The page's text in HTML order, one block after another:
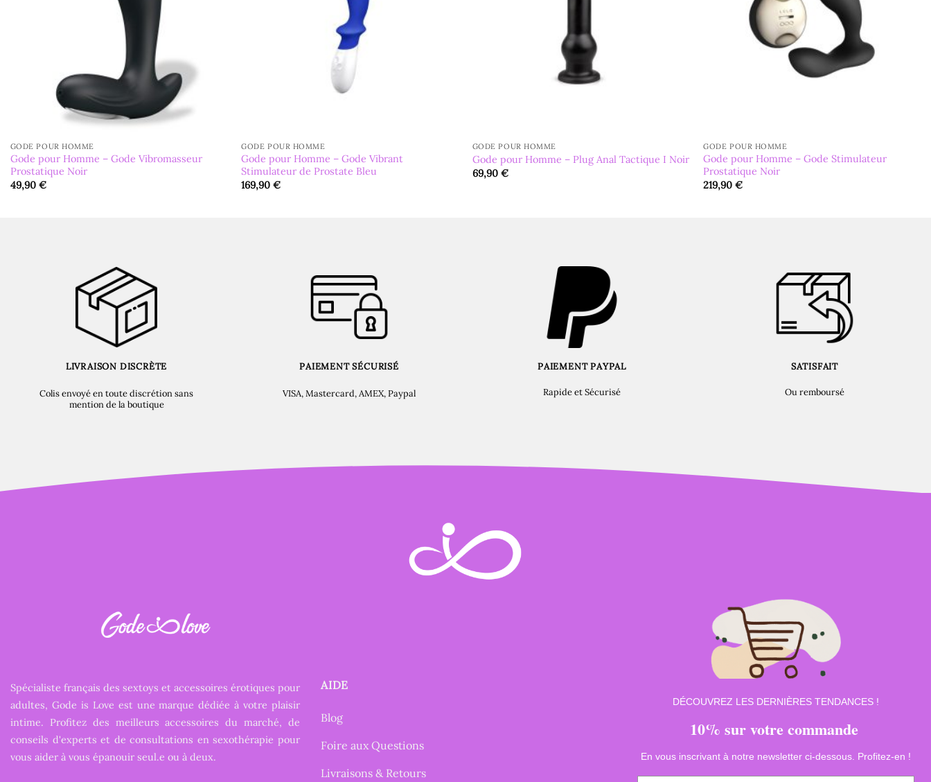
GODE POUR HOMME
Gode pour Homme – Gode Vibromasseur
Prostatique Noir
49,90 €
GODE POUR HOMME
Gode pour Homme – Gode Vibrant
Stimulateur de Prostate Bleu
169,90€
GODE POUR HOMME
Gode pour Homme – Plug Anal Tactique I Noir
69,90 €
GODE POUR HOMME
Gode pour Homme – Gode Stimulateur
Prostatique Noir
219,90€
LIVRAISON DISCRÈTE
Colis envoyé en toute discrétion sans
mention de la boutique
PAIEMENT SÉCURISÉ
VISA, Mastercard, AMEX, Paypal
PAIEMENT PAYPAL
Rapide et Sécurisé
SATISFAIT
Ou remboursé
Spécialiste français des sextoys et accessoires érotiques pour
adultes, Gode is Love est une marque dédiée à votre plaisir
intime. Profitez des meilleurs accessoires du marché, de
conseils d'experts et de consultations en sexothérapie pour
vous aider à vous épanouir seul.e ou à deux.
AIDE
Blog
Foire aux Questions
Livraisons & Retours
DÉCOUVREZ LES DERNIÈRES TENDANCES !
10% sur votre commande
En vous inscrivant à notre newsletter ci-dessous. Profitez-en !